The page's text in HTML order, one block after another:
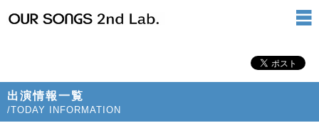
出演情報一覧
/TODAY INFORMATION